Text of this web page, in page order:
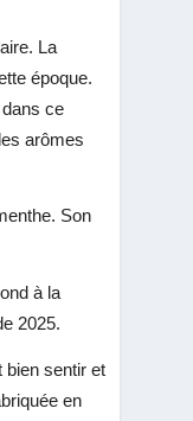
La
époque.
ce
arômes
Son
à la
2025.
bien sentir et
en